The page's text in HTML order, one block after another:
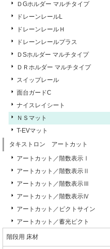
ＤGホルダー マルチタイプ
ドレーンレールL
ドレーンレールＨ
ドレーンレールプラス
ＤSホルダー マルチタイプ
ＤＲホルダー マルチタイプ
スイップレール
面台ガードC
ナイスレイシート
ＮＳマット
T-EVマット
タキストロン アートカット
アートカット／階数表示Ⅰ
アートカット／階数表示Ⅱ
アートカット／階数表示Ⅲ
アートカット／階数表示Ⅳ
アートカット／ピクトサイン
アートカット／蓄光ピクト
階段用 床材